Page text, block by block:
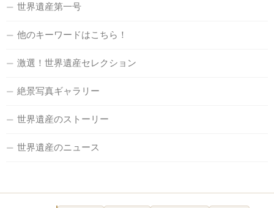
世界遺産第一号
他のキーワードはこちら！
激選！世界遺産セレクション
絶景写真ギャラリー
世界遺産のストーリー
世界遺産のニュース